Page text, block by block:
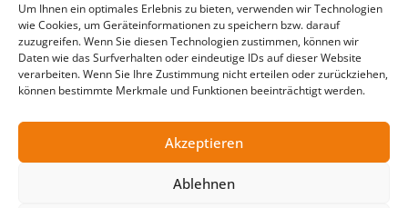
Um Ihnen ein optimales Erlebnis zu bieten, verwenden wir Technologien
wie Cookies, um Geräteinformationen zu speichern bzw. darauf
zuzugreifen. Wenn Sie diesen Technologien zustimmen, können wir
Daten wie das Surfverhalten oder eindeutige IDs auf dieser Website
verarbeiten. Wenn Sie Ihre Zustimmung nicht erteilen oder zurückziehen,
können bestimmte Merkmale und Funktionen beeinträchtigt werden.
Akzeptieren
Ablehnen
Bewerbung St. Gallen
Vakanzmeldung St. Gallen
© 2026 Stellentreff AG